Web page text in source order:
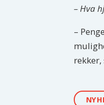
– Hva
–
rekker,